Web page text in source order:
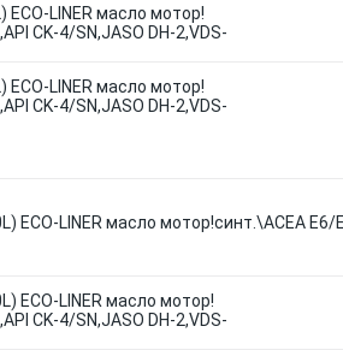
ECO-LINER масло мотор!
CK-4/SN,JASO DH-2,VDS-
ECO-LINER масло мотор!
CK-4/SN,JASO DH-2,VDS-
ECO-LINER масло мотор!синт.\ACEA
ECO-LINER масло мотор!
CK-4/SN,JASO DH-2,VDS-